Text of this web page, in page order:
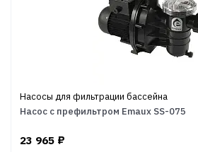
Насосы для фильтрации бассейна
Насос с префильтром Emaux SS-075
23 965 ₽